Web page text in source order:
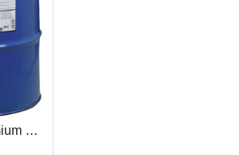
Bremserens Premium R510 60L